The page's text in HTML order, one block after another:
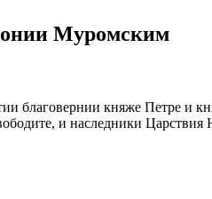
Муромским
благовернии княже Петре и
и наследники Царствия